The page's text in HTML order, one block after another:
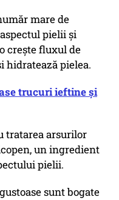
mare de
pielii și
crește fluxul de
hidratează pielea.
trucuri ieftine și
tratarea arsurilor
un ingredient
pielii.
sunt bogate